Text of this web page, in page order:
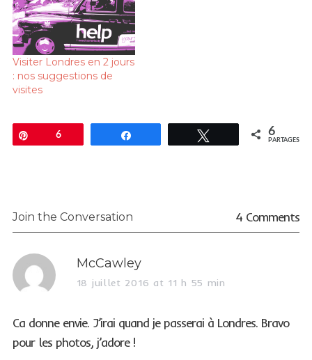
Visiter Londres en 2 jours
: nos suggestions de
visites
Enregistrer
6 Tweetez 6
PARTAGES
Join the Conversation 4 Comments
s
a
s
:
McCawley
18 juillet 2016 at 11 h 55 min
Ca donne envie. J’irai quand je passerai à Londres. Bravo
pour les photos, j’adore !